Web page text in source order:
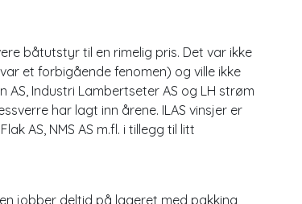
båtutstyr til en rimelig pris. Det var ikke
et forbigående fenomen) og ville ikke
Industri Lambertseter AS og LH strøm
har lagt inn årene. ILAS vinsjer er
AS, NMS AS m.fl. i tillegg til litt
jobber deltid på lageret med pakking